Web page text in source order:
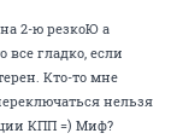
2-ю резкоЮ а
все гладко, если
Кто-то мне
нельзя
КПП =) Миф?